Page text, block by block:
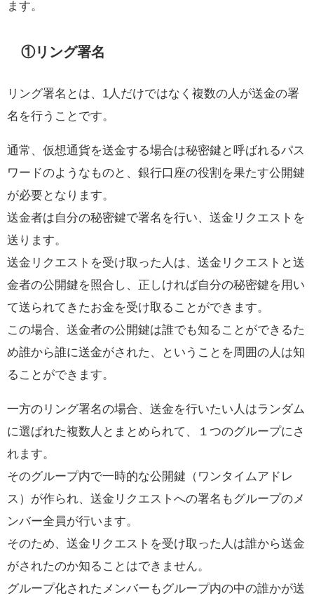
ます。
①リング署名
リング署名とは、1人だけではなく複数の人が送金の署
名を行うことです。
通常、仮想通貨を送金する場合は秘密鍵と呼ばれるパス
ワードのようなものと、銀行口座の役割を果たす公開鍵
が必要となります。
送金者は自分の秘密鍵で署名を行い、送金リクエストを
送ります。
送金リクエストを受け取った人は、送金リクエストと送
金者の公開鍵を照合し、正しければ自分の秘密鍵を用い
て送られてきたお金を受け取ることができます。
この場合、送金者の公開鍵は誰でも知ることができるた
め誰から誰に送金がされた、ということを周囲の人は知
ることができます。
一方のリング署名の場合、送金を行いたい人はランダム
に選ばれた複数人とまとめられて、１つのグループにさ
れます。
そのグループ内で一時的な公開鍵（ワンタイムアドレ
ス）が作られ、送金リクエストへの署名もグループのメ
ンバー全員が行います。
そのため、送金リクエストを受け取った人は誰から送金
がされたのか知ることはできません。
グループ化されたメンバーもグループ内の中の誰かが送